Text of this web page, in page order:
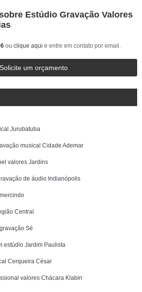
Estúdio Gravação Valores
ou clique aqui e entre em contato por email.
Solicite um orçamento
Jurubatuba
musical Cidade Ademar
valores Jardins
de áudio Indianópolis
Central
Sé
estúdio Jardim Paulista
Cerqueira César
valores Chácara Klabin